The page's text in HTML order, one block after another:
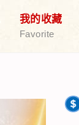
我的收藏
Favorite